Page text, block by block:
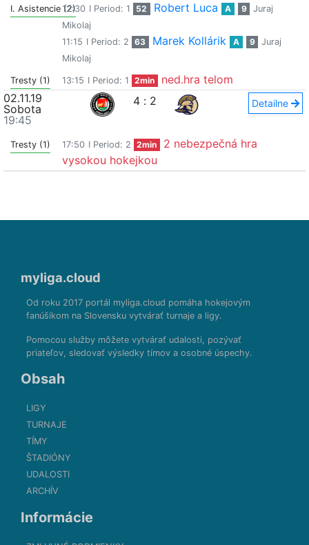
I. Asistencie (2)
12:30 I Period: 1 52 Robert Luca A 9
Juraj
Mikolaj
11:15 I Period: 2 63 Marek Kollárik A 9
Juraj
Mikolaj
Tresty (1) 13:15 I Period: 1 2min
ned.hra telom
02.11.19
Sobota
19:45
4 : 2 Detailne
Tresty (1) 17:50 I Period: 2 2min
2 nebezpečná hra
vysokou hokejkou
myliga.cloud
Od roku 2017 portál myliga.cloud pomáha hokejovým
fanúšikom na Slovensku vytvárať turnaje a ligy.
Pomocou služby môžete vytvárať udalosti, pozývať
priateľov, sledovať výsledky tímov a osobné úspechy.
Obsah
LIGY
TURNAJE
TÍMY
ŠTADIÓNY
UDALOSTI
ARCHÍV
Informácie